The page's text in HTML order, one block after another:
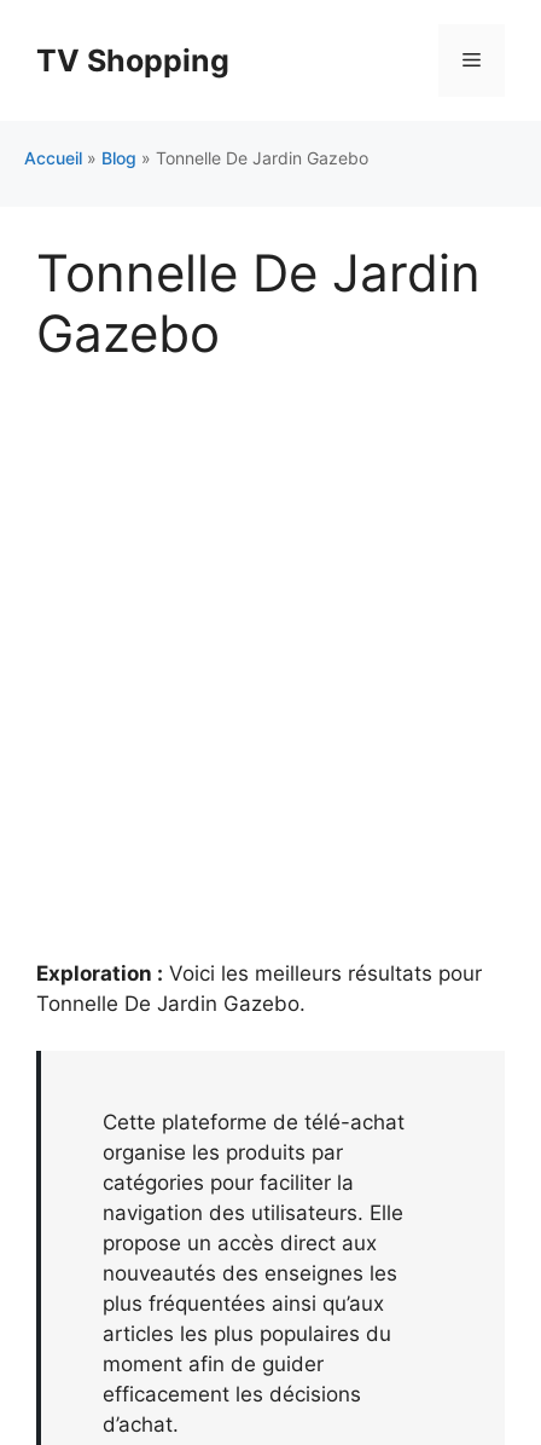
contenuTV Shopping Menu
Accueil » Blog » Tonnelle De Jardin Gazebo
Tonnelle De Jardin
Gazebo
Exploration : Voici les meilleurs résultats pour
Tonnelle De Jardin Gazebo.
Cette plateforme de télé-achat
organise les produits par
catégories pour faciliter la
navigation des utilisateurs. Elle
propose un accès direct aux
nouveautés des enseignes les
plus fréquentées ainsi qu’aux
articles les plus populaires du
moment afin de guider
efficacement les décisions
d’achat.